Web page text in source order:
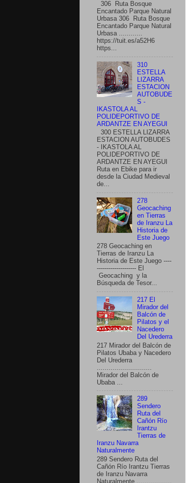
306 Ruta Bosque
Encantado Parque Natural
Urbasa 306 Ruta Bosque
Encantado Parque Natural
Urbasa ............
https://tuit.es/a52H6
https...
310
ESTELLA
LIZARRA
ESTACION
AUTOBUDE
S -
IKASTOLA AL
POLIDEPORTIVO DE
ARDANTZE EN AYEGUI
300 ESTELLA LIZARRA
ESTACION AUTOBUDES
- IKASTOLA AL
POLIDEPORTIVO DE
ARDANTZE EN AYEGUI
Ruta en Ebike para ir
desde la Ciudad Medieval
de...
278
Geocaching
en Tierras
de Iranzu La
Historia de
Este Juego
278 Geocaching en
Tierras de Iranzu La
Historia de Este Juego ----
-------------------- El
Geocaching y la
Búsqueda de Tesor...
217 El
Mirador del
Balcón de
Pilatos y el
Nacedero
Del Urederra
217 Mirador del Balcón de
Pilatos Ubaba y Nacedero
Del Urederra
Mirador del Balcón de
Ubaba ...
289
Sendero
Ruta del
Cañón Río
Irantzu
Tierras de
Iranzu Navarra
Naturalmente
289 Sendero Ruta del
Cañón Río Irantzu Tierras
de Iranzu Navarra
Naturalmente ..................